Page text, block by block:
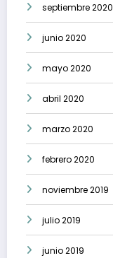
septiembre 2020
junio 2020
mayo 2020
abril 2020
marzo 2020
febrero 2020
noviembre 2019
julio 2019
junio 2019